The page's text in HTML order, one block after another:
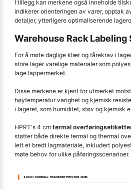
I tillegg kan merkene også inneholde
indikerer orienteringen av varer, opptak
detaljer, ytterligere optimaliserende
Warehouse Rack Labeling
For å møte daglige klær og tårekrav i
store lager varelige materialer som
lage lappermerket.
Disse merkene er kjent for utmerket
høytemperatur varighet og kjemisk
i lageret, som humiditet, støv og kjemisk
HPRT's 4 cm termal
støtter både direkte termal og thermal
lett et bredt lagmateriale, inkludert
møte behov for ulike påføringsscenarioer.